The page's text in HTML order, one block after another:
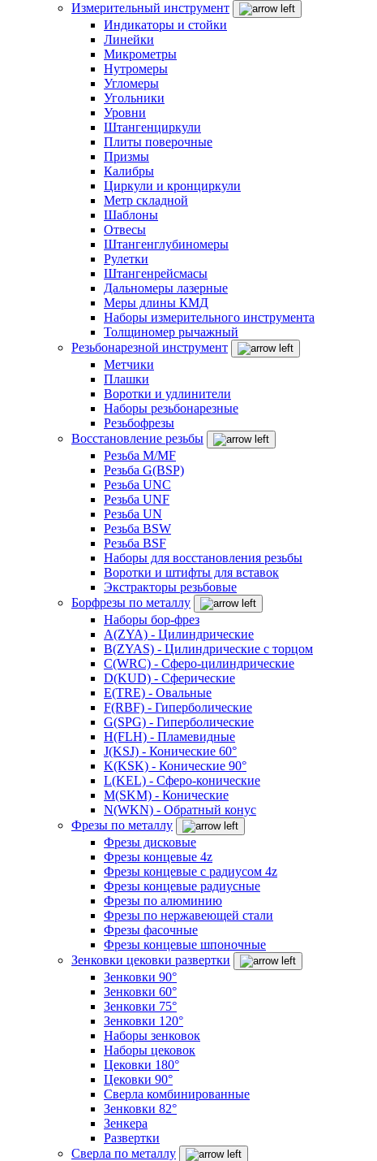
Измерительный инструмент
Индикаторы и стойки
Линейки
Микрометры
Нутромеры
Угломеры
Угольники
Уровни
Штангенциркули
Плиты поверочные
Призмы
Калибры
Циркули и кронциркули
Метр складной
Шаблоны
Отвесы
Штангенглубиномеры
Рулетки
Штангенрейсмасы
Дальномеры лазерные
Меры длины КМД
Наборы измерительного инструмента
Толщиномер рычажный
Резьбонарезной инструмент
Метчики
Плашки
Воротки и удлинители
Наборы резьбонарезные
Резьбофрезы
Восстановление резьбы
Резьба M/MF
Резьба G(BSP)
Резьба UNC
Резьба UNF
Резьба UN
Резьба BSW
Резьба BSF
Наборы для восстановления резьбы
Воротки и штифты для вставок
Экстракторы резьбовые
Борфрезы по металлу
Наборы бор-фрез
A(ZYA) - Цилиндрические
B(ZYAS) - Цилиндрические с торцом
C(WRC) - Сферо-цилиндрические
D(KUD) - Сферические
E(TRE) - Овальные
F(RBF) - Гиперболические
G(SPG) - Гиперболические
H(FLH) - Пламевидные
J(KSJ) - Конические 60°
K(KSK) - Конические 90°
L(KEL) - Сферо-конические
M(SKM) - Конические
N(WKN) - Обратный конус
Фрезы по металлу
Фрезы дисковые
Фрезы концевые 4z
Фрезы концевые с радиусом 4z
Фрезы концевые радиусные
Фрезы по алюминию
Фрезы по нержавеющей стали
Фрезы фасочные
Фрезы концевые шпоночные
Зенковки цековки развертки
Зенковки 90°
Зенковки 60°
Зенковки 75°
Зенковки 120°
Наборы зенковок
Наборы цековок
Цековки 180°
Цековки 90°
Сверла комбинированные
Зенковки 82°
Зенкера
Развертки
Сверла по металлу